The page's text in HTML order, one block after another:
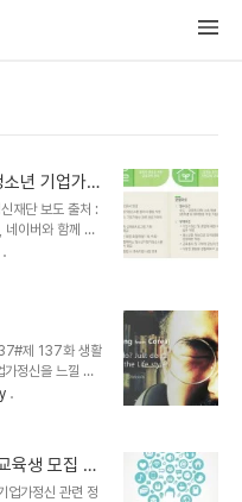
년 기업가정
재단 보도 출처 :
네이버와 함께 하
가정신 문화센터
가정신 교육전
전문가가 대학생
교육자로서 활
기업가정신재단
의 도전과 열정
제 137화 생활
정신을 느낄 수
소재이다.기업
기업가정신을 느
있는 기회는 어
in /
육생 모집 -
업가정신 관련 정